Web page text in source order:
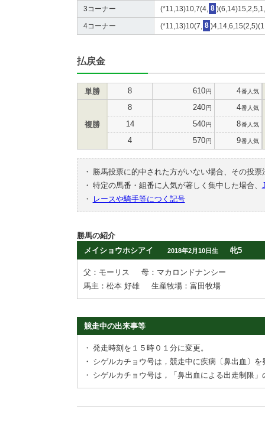
3コーナー (*11,13)10,7(4, 8
4コーナー (*11,13)10(7, 8
払戻金
単勝 8 610円 4番人気
複勝
8 240円 4番人気
14 540円 8番人気
4 570円 9番人気
・
勝馬投票に的中された方がいない場合、その投
・ 特定の馬番・組番に人気が著しく集中した場合、
・
レースや騎手等につく記号
勝馬の紹介
メイショウホシアイ
2018年2月10日生 牝5
父：モーリス
母：マカロンドナンシー
馬主：松本 好雄
生産牧場：富田牧場
競走中の出来事等
・ 発走時刻を１５時０１分に変更。
・ シゲルカチョウ号は，競走中に疾病〔鼻出血〕を
・ シゲルカチョウ号は，「鼻出血による出走制限